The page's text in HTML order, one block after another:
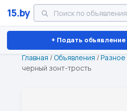
15.by
+ Подать объявление
Минск Витебск Брест
Главная /Объявления /Разное
черный зонт-трость